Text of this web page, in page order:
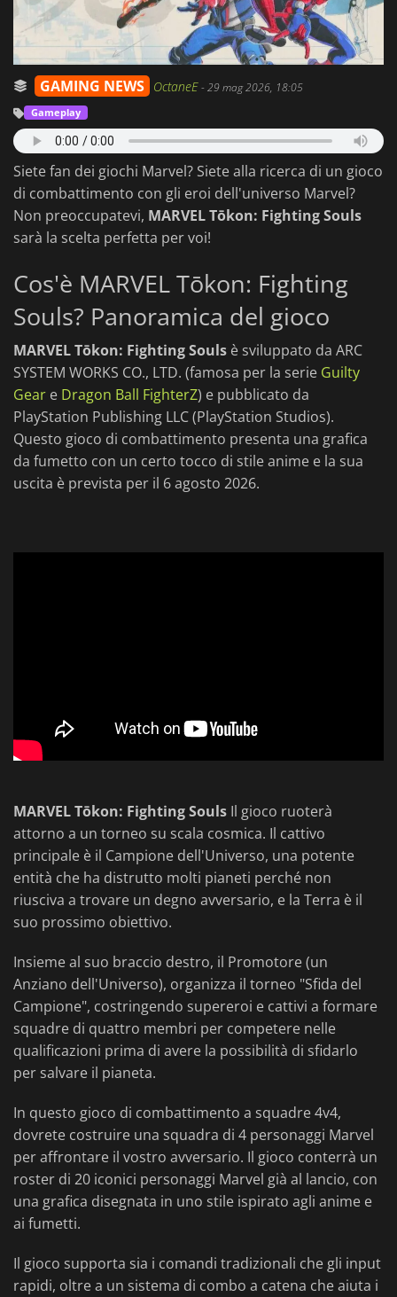
GAMING NEWS OctaneE-29 mag 2026, 18:05
Gameplay
Siete fan dei giochi Marvel? Siete alla ricerca di un gioco
di combattimento con gli eroi dell'universo Marvel?
Non preoccupatevi, MARVEL Tōkon: Fighting Souls
sarà la scelta perfetta per voi!
Cos'è MARVEL Tōkon: Fighting
Souls? Panoramica del gioco
MARVEL Tōkon: Fighting Souls è sviluppato da ARC
SYSTEM WORKS CO., LTD. (famosa per la serie Guilty
Gear e Dragon Ball FighterZ) e pubblicato da
PlayStation Publishing LLC (PlayStation Studios).
Questo gioco di combattimento presenta una grafica
da fumetto con un certo tocco di stile anime e la sua
uscita è prevista per il 6 agosto 2026.
MARVEL Tōkon: Fighting Souls Il gioco ruoterà
attorno a un torneo su scala cosmica. Il cattivo
principale è il Campione dell'Universo, una potente
entità che ha distrutto molti pianeti perché non
riusciva a trovare un degno avversario, e la Terra è il
suo prossimo obiettivo.
Insieme al suo braccio destro, il Promotore (un
Anziano dell'Universo), organizza il torneo "Sfida del
Campione", costringendo supereroi e cattivi a formare
squadre di quattro membri per competere nelle
qualificazioni prima di avere la possibilità di sfidarlo
per salvare il pianeta.
In questo gioco di combattimento a squadre 4v4,
dovrete costruire una squadra di 4 personaggi Marvel
per affrontare il vostro avversario. Il gioco conterrà un
roster di 20 iconici personaggi Marvel già al lancio, con
una grafica disegnata in uno stile ispirato agli anime e
ai fumetti.
Il gioco supporta sia i comandi tradizionali che gli input
rapidi, oltre a un sistema di combo a catena che aiuta i